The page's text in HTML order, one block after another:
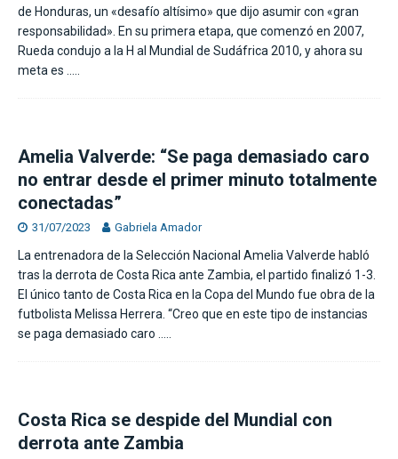
de Honduras, un «desafío altísimo» que dijo asumir con «gran
responsabilidad». En su primera etapa, que comenzó en 2007,
Rueda condujo a la H al Mundial de Sudáfrica 2010, y ahora su
meta es
Amelia Valverde: “Se paga demasiado caro
no entrar desde el primer minuto totalmente
conectadas”
31/07/2023 Gabriela Amador
La entrenadora de la Selección Nacional Amelia Valverde habló
tras la derrota de Costa Rica ante Zambia, el partido finalizó 1-3.
El único tanto de Costa Rica en la Copa del Mundo fue obra de la
futbolista Melissa Herrera. “Creo que en este tipo de instancias
se paga demasiado caro
Costa Rica se despide del Mundial con
derrota ante Zambia